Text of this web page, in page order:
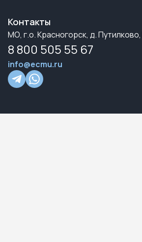
Контакты
МО, г.о. Красногорск, д. Путилково,
8 800 505 55 67
info@ecmu.ru